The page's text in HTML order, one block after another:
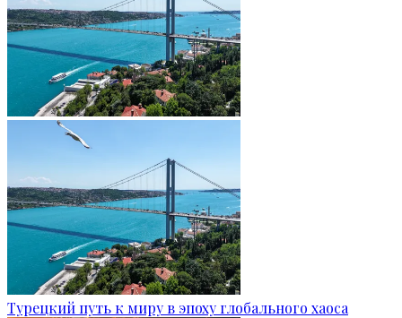
Турецкий путь к миру в эпоху глобального хаоса